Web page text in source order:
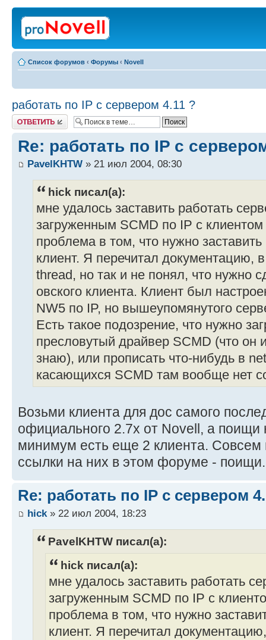
Список форумов ‹ Форумы ‹ Novell
работать по IP c сервером 4.11 ?
Ответить
Re: работать по IP c
PavelKHTW » 21 июл 2004, 08:30
hick писал(а):
мне удалось заставить работать
загруженным SCMD по IP c
проблема в том, что нужно
клиент. Я перечитал документацию,
thread, но так и не понял, что нужно
овского клиента. Клиент был
NW5 по IP, но вышеупомянутого
Есть такое подозрение, что нужно
пресловутый драйвер SCMD (что он
знаю), или прописать что-нибудь в
касающихся SCMD там вообще нет
Возьми клиента для дос самого
официального 2.7х от Novell, а поищи
минимум есть еще 2 клиента. Совсем
ссылки на них в этом форуме - поищи.
Re: работать по IP c сервером
hick » 22 июл 2004, 18:23
PavelKHTW писал(а):
hick писал(а):
мне удалось заставить работать
загруженным SCMD по IP c
проблема в том, что нужно
клиент. Я перечитал